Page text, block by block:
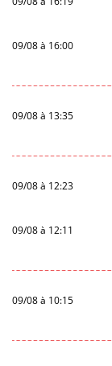
09/08 à 16:00
09/08 à 13:35
09/08 à 12:23
09/08 à 12:11
09/08 à 10:15